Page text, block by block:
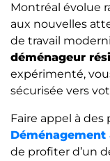
Montréal évolue
aux nouvelles
de travail
déménageur
expérimenté,
sécurisée vers
Faire appel à
Déménagement
de profiter d’un